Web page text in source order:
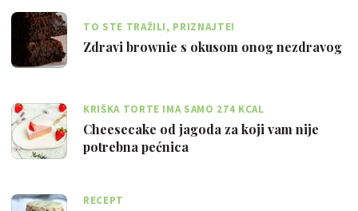
TO STE TRAŽILI, PRIZNAJTE!
Zdravi brownie s okusom onog nezdravog
KRIŠKA TORTE IMA SAMO 274 KCAL
Cheesecake od jagoda za koji vam nije
potrebna pećnica
RECEPT